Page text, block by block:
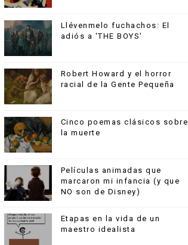
Llévenmelo fuchachos: El
adiós a 'THE BOYS'
Robert Howard y el horror
racial de la Gente Pequeña
Cinco poemas clásicos sobre
la muerte
Películas animadas que
marcaron mi infancia (y que
NO son de Disney)
Etapas en la vida de un
maestro idealista